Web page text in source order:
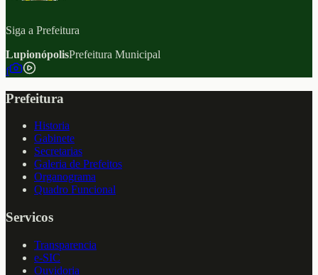
Siga a Prefeitura
LupionópolisPrefeitura Municipal
f
Prefeitura
Historia
Gabinete
Secretarias
Galeria de Prefeitos
Organograma
Quadro Funcional
Servicos
Transparencia
e-SIC
Ouvidoria